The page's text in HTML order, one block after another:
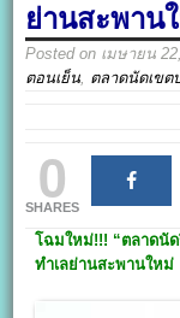
ย่านสะพาน
Posted on เมษายน
ตอนเย็น, ตลาดนัดเขต
0
SHARES
โฉมใหม่!!! “ตลาดนั
ทำเลย่านสะพานใหม่